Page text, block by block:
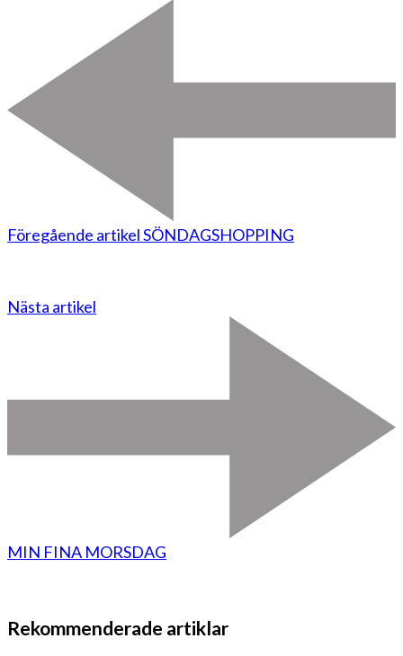
Föregående artikelSÖNDAGSHOPPING
Nästa artikel
MIN FINA MORSDAG
Rekommenderade artiklar